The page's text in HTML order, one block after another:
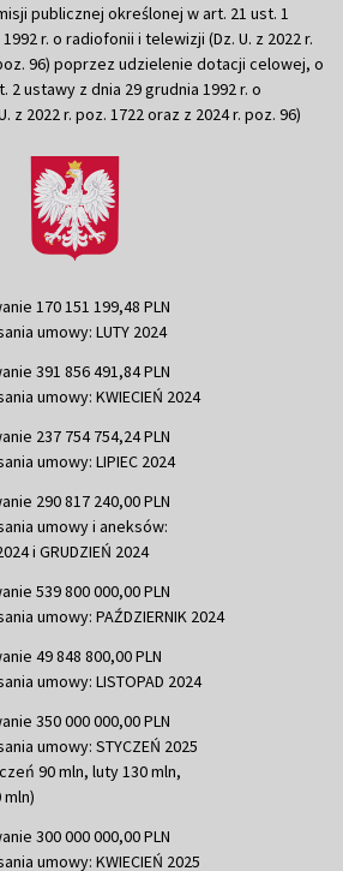
publicznej określonej w art. 21 ust. 1
r. o radiofonii i telewizji (Dz. U. z 2022 r.
96) poprzez udzielenie dotacji celowej, o
2 ustawy z dnia 29 grudnia 1992 r. o
z 2022 r. poz. 1722 oraz z 2024 r. poz. 96)
170 151 199,48 PLN
umowy: LUTY 2024
391 856 491,84 PLN
umowy: KWIECIEŃ 2024
237 754 754,24 PLN
umowy: LIPIEC 2024
290 817 240,00 PLN
umowy i aneksów:
i GRUDZIEŃ 2024
539 800 000,00 PLN
umowy: PAŹDZIERNIK 2024
49 848 800,00 PLN
umowy: LISTOPAD 2024
350 000 000,00 PLN
umowy: STYCZEŃ 2025
90 mln, luty 130 mln,
300 000 000,00 PLN
umowy: KWIECIEŃ 2025